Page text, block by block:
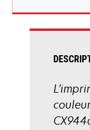
nouvel
onglet